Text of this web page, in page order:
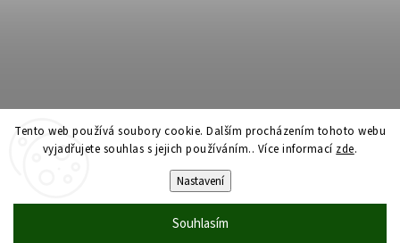
Tento web používá soubory cookie. Dalším procházením tohoto webu
vyjadřujete souhlas s jejich používáním.. Více informací zde.
Nastavení
Souhlasím
Professor Onyx. Všechna práva vyhrazena.